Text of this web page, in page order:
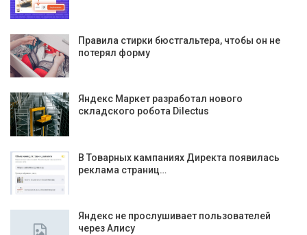
Правила стирки бюстгальтера, чтобы он не
потерял форму
Яндекс Маркет разработал нового
складского робота Dilectus
В Товарных кампаниях Директа появилась
реклама страниц…
Яндекс не прослушивает пользователей
через Алису